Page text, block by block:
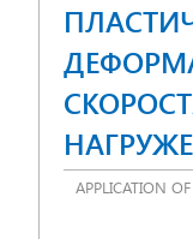
APPLICATION